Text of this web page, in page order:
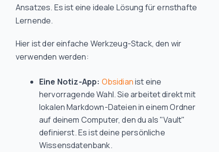
Ansatzes. Es ist eine ideale Lösung für ernsthafte
Lernende.
Hier ist der einfache Werkzeug-Stack, den wir
verwenden werden:
Eine Notiz-App: Obsidianist eine
hervorragende Wahl. Sie arbeitet direkt mit
lokalen Markdown-Dateien in einem Ordner
auf deinem Computer, den du als "Vault"
definierst. Es ist deine persönliche
Wissensdatenbank.